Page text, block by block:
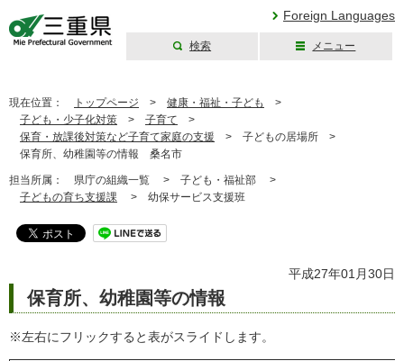
Foreign Languages
検索 メニュー
現在位置： トップページ > 健康・福祉・子ども
>
子ども・少子化対策 > 子育て >
保育・放課後対策など子育て家庭の支援 > 子どもの居場所 >
保育所、幼稚園等の情報 桑名市
担当所属： 県庁の組織一覧 > 子ども・福祉部 >
子どもの育ち支援課 > 幼保サービス支援班
平成27年01月30日
保育所、幼稚園等の情報
※左右にフリックすると表がスライドします。